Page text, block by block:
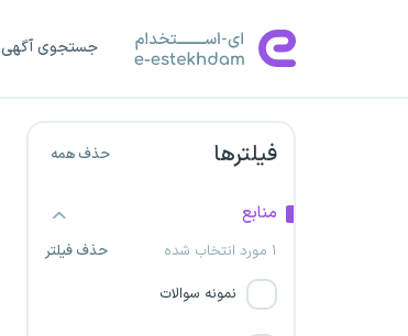
جستجوی آگهی
فیلترها حذف همه
منابع
۱ مورد انتخاب شده
حذف فیلتر
نمونه سوالات
شرکت برق منطقه ای هرمزگان
کارگزاران گمرکی